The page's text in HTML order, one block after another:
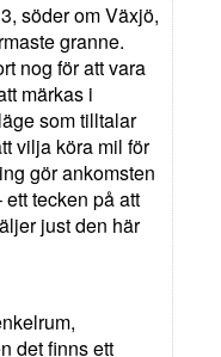
söder om Växjö,
granne.
nog för att vara
märkas i
som tilltalar
vilja köra mil för
gör ankomsten
tecken på att
just den här
det finns ett